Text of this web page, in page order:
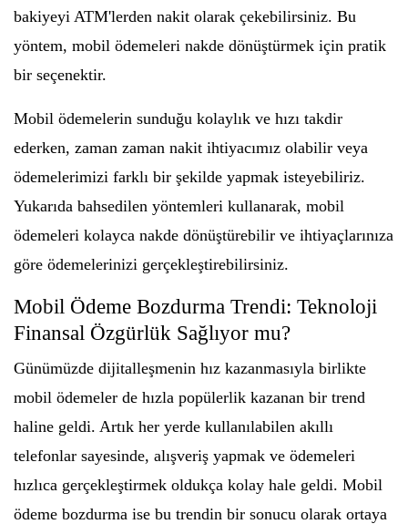
bakiyeyi ATM'lerden nakit olarak çekebilirsiniz. Bu
yöntem, mobil ödemeleri nakde dönüştürmek için pratik
bir seçenektir.
Mobil ödemelerin sunduğu kolaylık ve hızı takdir
ederken, zaman zaman nakit ihtiyacımız olabilir veya
ödemelerimizi farklı bir şekilde yapmak isteyebiliriz.
Yukarıda bahsedilen yöntemleri kullanarak, mobil
ödemeleri kolayca nakde dönüştürebilir ve ihtiyaçlarınıza
göre ödemelerinizi gerçekleştirebilirsiniz.
Mobil Ödeme Bozdurma Trendi: Teknoloji
Finansal Özgürlük Sağlıyor mu?
Günümüzde dijitalleşmenin hız kazanmasıyla birlikte
mobil ödemeler de hızla popülerlik kazanan bir trend
haline geldi. Artık her yerde kullanılabilen akıllı
telefonlar sayesinde, alışveriş yapmak ve ödemeleri
hızlıca gerçekleştirmek oldukça kolay hale geldi. Mobil
ödeme bozdurma ise bu trendin bir sonucu olarak ortaya